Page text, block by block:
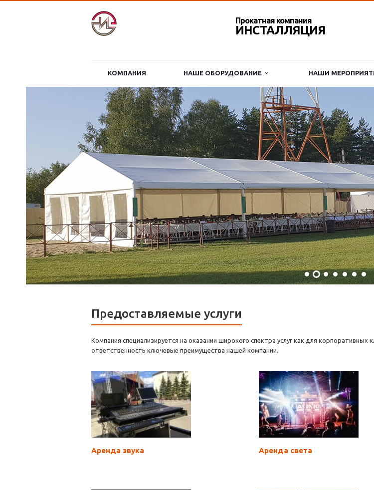
Прокатная компания
ИНСТАЛЛЯЦИЯ
КОМПАНИЯ НАШЕ ОБОРУДОВАНИЕ НАШИ
Предоставляемые услуги
Компания специализируется на оказании широкого спектра услуг как для
ответственность ключевые преимущества нашей компании.
Аренда звука Аренда света